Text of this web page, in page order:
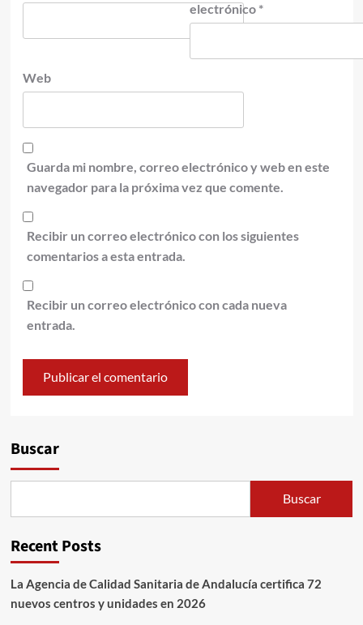
electrónico *
Web
Guarda mi nombre, correo electrónico y web en este
navegador para la próxima vez que comente.
Recibir un correo electrónico con los siguientes
comentarios a esta entrada.
Recibir un correo electrónico con cada nueva
entrada.
Buscar
Buscar
Recent Posts
La Agencia de Calidad Sanitaria de Andalucía certifica 72
nuevos centros y unidades en 2026